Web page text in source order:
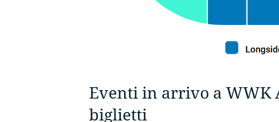
Eventi in arrivo a WWK
biglietti